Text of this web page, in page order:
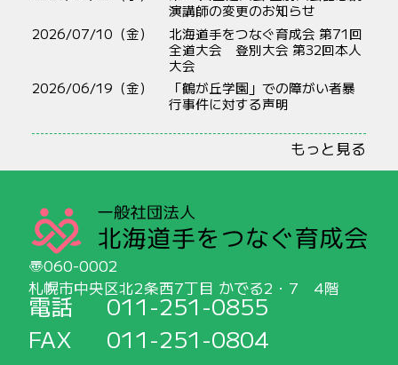
演講師の変更のお知らせ
2026/07/10（金）
北海道手をつなぐ育成会 第71回
全道大会 登別大会 第32回本人
大会
2026/06/19（金）
「鶴が丘学園」での障がい者暴
行事件に対する声明
もっと見る
060-0002
札幌市中央区北2条西7丁目 かでる2・7 4階
電話
011-251-0855
FAX
011-251-0804